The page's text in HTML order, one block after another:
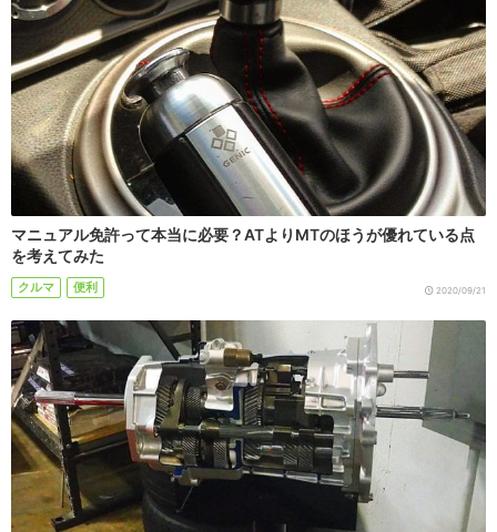
マニュアル免許って本当に必要？ATよりMTのほうが優れている点
を考えてみた
クルマ 便利 2020/09/21